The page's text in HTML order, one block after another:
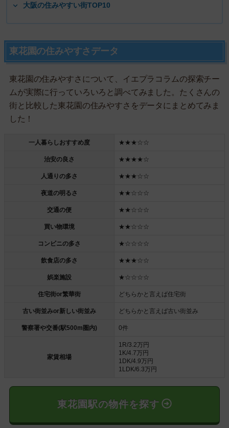
大阪の住みやすい街TOP10
東花園の住みやすさデータ
東花園の住みやすさについて、イエプラコラムの探索チー
ムが実際に行っていろいろと調べてみました。たくさんの
街と比較した東花園の住みやすさをデータにまとめてみま
した！
一人暮らしおすすめ度 ★★★☆☆
治安の良さ ★★★★☆
人通りの多さ ★★★☆☆
夜道の明るさ ★★☆☆☆
交通の便 ★★☆☆☆
買い物環境 ★★☆☆☆
コンビニの多さ ★☆☆☆☆
飲食店の多さ ★★★☆☆
娯楽施設 ★☆☆☆☆
住宅街or繁華街 どちらかと言えば住宅街
古い街並みor新しい街並み どちらかと言えば古い街並み
警察署や交番(駅500m圏内) 0件
家賃相場
1R/3.2万円
1K/4.7万円
1DK/4.9万円
1LDK/6.3万円
東花園駅の物件を探す